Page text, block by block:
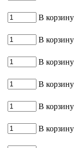
В корзину
В корзину
В корзину
В корзину
В корзину
В корзину